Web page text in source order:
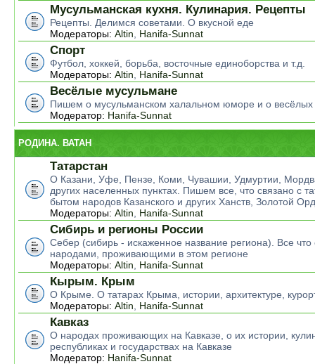
Мусульманская кухня. Кулинария. Рецепты
Рецепты. Делимся советами. О вкусной еде
Модераторы: Altin Hanifa-Sunnat
Спорт
Футбол, хоккей, борьба, восточные единоборства и т.д.
Модераторы: Altin Hanifa-Sunnat
Весёлые мусульмане
Пишем о мусульманском халальном юморе и о весёлых
Модератор: Hanifa-Sunnat
РОДИНА. ВАТАН
Татарстан
О Казани, Уфе, Пензе, Коми, Чувашии, Удмуртии,
других населенных пунктах. Пишем все, что связано с
бытом народов Казанского и других Ханств, Золотой
Модераторы: Altin Hanifa-Sunnat
Сибирь и регионы России
Себер (сибирь - искаженное название региона). Все что
народами, проживающими в этом регионе
Модераторы: Altin Hanifa-Sunnat
Кырым. Крым
О Крыме. О татарах Крыма, истории, архитектуре,
Модераторы: Altin Hanifa-Sunnat
Кавказ
О народах проживающих на Кавказе, о их истории,
республиках и государствах на Кавказе
Модератор: Hanifa-Sunnat